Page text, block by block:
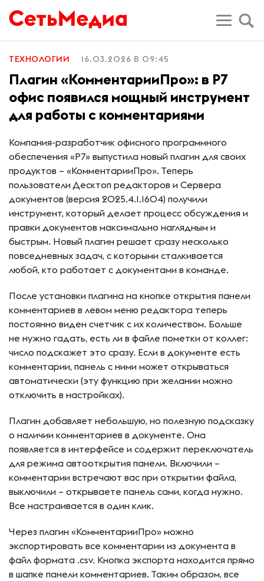
ТЕХНОЛОГИИ 16.03.2026 В 09:45
Плагин «КомментарииПро»: в Р7
офис появился мощный инструмент
для работы с комментариями
Компания-разработчик офисного программного
обеспечения «Р7» выпустила новый плагин для своих
продуктов – «КомментарииПро». Теперь
пользователи Десктоп редакторов и Сервера
документов (версия 2025.4.1.1604) получили
инструмент, который делает процесс обсуждения и
правки документов максимально наглядным и
быстрым. Новый плагин решает сразу несколько
повседневных задач, с которыми сталкивается
любой, кто работает с документами в команде.
После установки плагина на кнопке открытия панели
комментариев в левом меню редактора теперь
постоянно виден счетчик с их количеством. Больше
не нужно гадать, есть ли в файле пометки от коллег:
число подскажет это сразу. Если в документе есть
комментарии, панель с ними может открываться
автоматически (эту функцию при желании можно
отключить в настройках).
Плагин добавляет небольшую, но полезную подсказку
о наличии комментариев в документе. Она
появляется в интерфейсе и содержит переключатель
для режима автооткрытия панели. Включили –
комментарии встречают вас при открытии файла,
выключили – открываете панель сами, когда нужно.
Все настраивается в один клик.
Через плагин «КомментарииПро» можно
экспортировать все комментарии из документа в
файл формата .csv. Кнопка экспорта находится прямо
в шапке панели комментариев. Таким образом, все